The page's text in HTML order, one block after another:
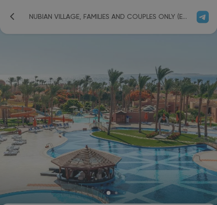
NUBIAN VILLAGE, FAMILIES AND COUPLES ONLY (EX. NUBIAN VILLAGE) 5*